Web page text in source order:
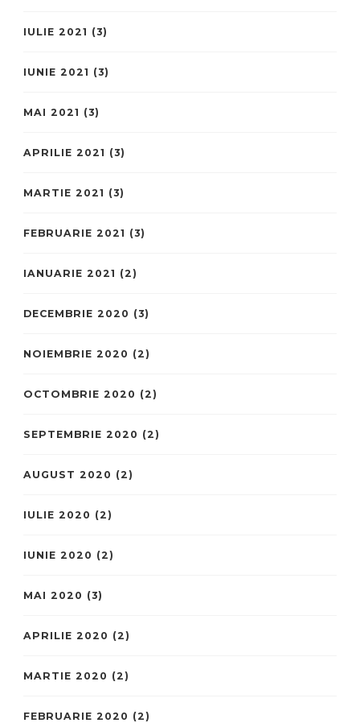
IULIE 2021 (3)
IUNIE 2021 (3)
MAI 2021 (3)
APRILIE 2021 (3)
MARTIE 2021 (3)
FEBRUARIE 2021 (3)
IANUARIE 2021 (2)
DECEMBRIE 2020 (3)
NOIEMBRIE 2020 (2)
OCTOMBRIE 2020 (2)
SEPTEMBRIE 2020 (2)
AUGUST 2020 (2)
IULIE 2020 (2)
IUNIE 2020 (2)
MAI 2020 (3)
APRILIE 2020 (2)
MARTIE 2020 (2)
FEBRUARIE 2020 (2)